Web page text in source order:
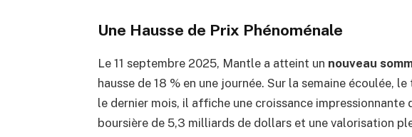
Une Hausse de Prix Phénoménale
Le 11 septembre 2025, Mantle a atteint un nouveau
hausse de 18 % en une journée. Sur la semaine écoulée,
le dernier mois, il affiche une croissance impressionnante
boursière de 5,3 milliards de dollars et une valorisation